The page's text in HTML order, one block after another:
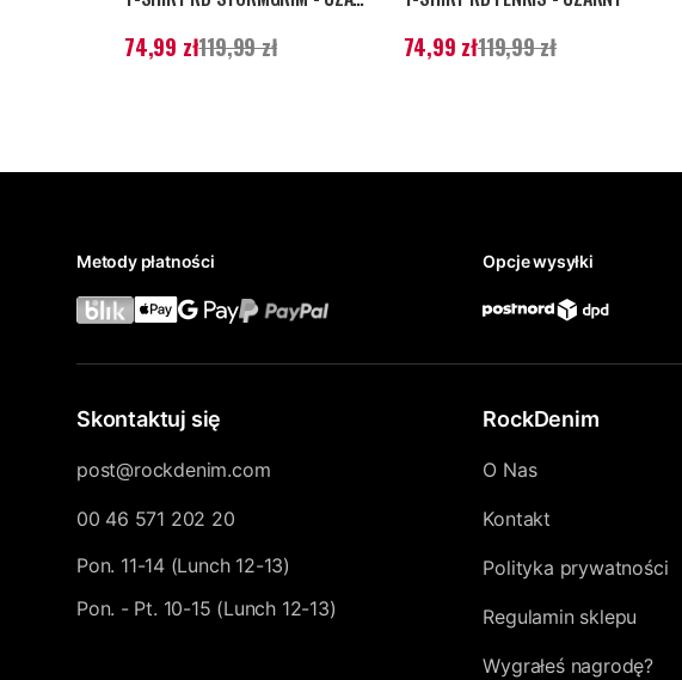
Aktualna cena:74,99 zł
cena
74,99 zł119,99 zł
Aktualna cena:74,99 zł
cena
74,99 zł119,99 zł
Metody płatności Opcje wysyłki
Skontaktuj się
post@rockdenim.com
00 46 571 202 20
Pon. 11-14 (Lunch 12-13)
Pon. - Pt. 10-15 (Lunch 12-13)
RockDenim
O Nas
Kontakt
Polityka prywatności
Regulamin sklepu
Wygrałeś nagrodę?